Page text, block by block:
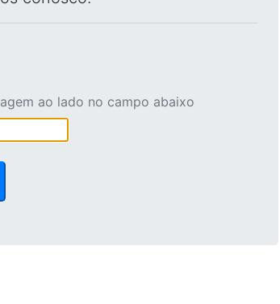
ao lado no campo abaixo